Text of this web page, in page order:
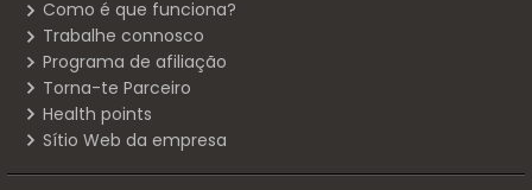
Como é que funciona?
Trabalhe connosco
Programa de afiliação
Torna-te Parceiro
Health points
Sítio Web da empresa